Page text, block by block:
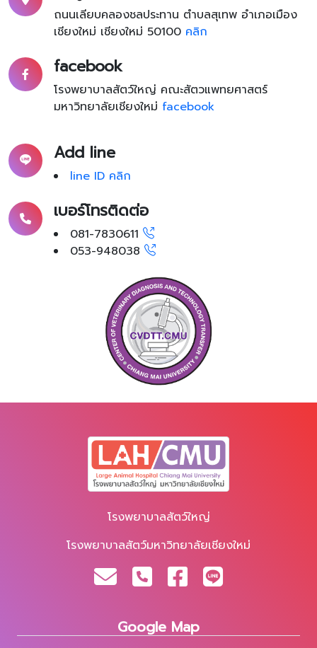
ถนนเลียบคลองชลประทาน ตำบลสุเทพ อำเภอเมือง
เชียงใหม่ เชียงใหม่ 50100 คลิก
facebook
โรงพยาบาลสัตว์ใหญ่ คณะสัตวแพทยศาสตร์
มหาวิทยาลัยเชียงใหม่ facebook
Add line
line ID คลิก
เบอร์โทรติดต่อ
081-7830611
053-948038
โรงพยาบาลสัตว์ใหญ่
โรงพยาบาลสัตว์มหาวิทยาลัยเชียงใหม่
Google Map